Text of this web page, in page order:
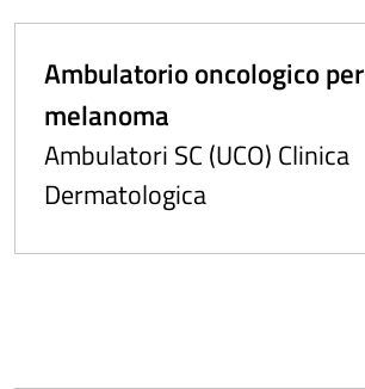
Ambulatorio oncologico per
melanoma
Ambulatori SC (UCO) Clinica
Dermatologica